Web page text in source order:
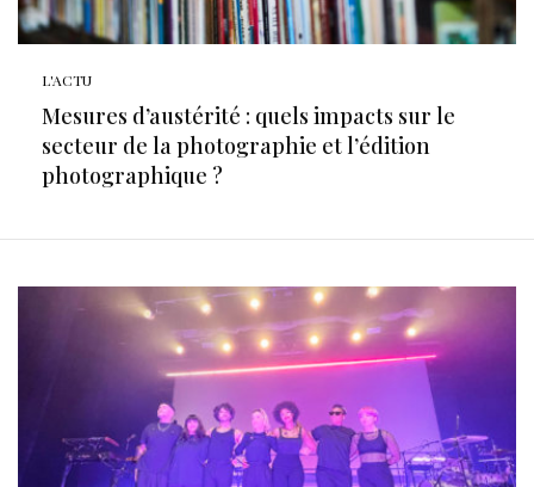
L'ACTU
Mesures d’austérité : quels impacts sur le
secteur de la photographie et l’édition
photographique ?